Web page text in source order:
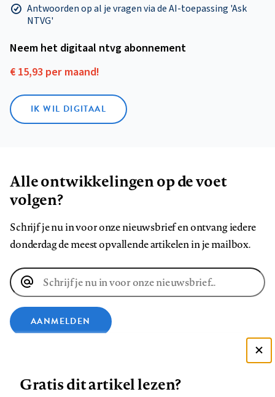
Antwoorden op al je vragen via de AI-toepassing 'Ask
NTVG'
Neem het digitaal ntvg abonnement
€ 15,93 per maand!
IK WIL DIGITAAL
Alle ontwikkelingen op de voet
volgen?
Schrijf je nu in voor onze nieuwsbrief en ontvang iedere
donderdag de meest opvallende artikelen in je mailbox.
E-
mailadres
AANMELDEN
Zie onze cookie policy
Gratis dit artikel lezen?